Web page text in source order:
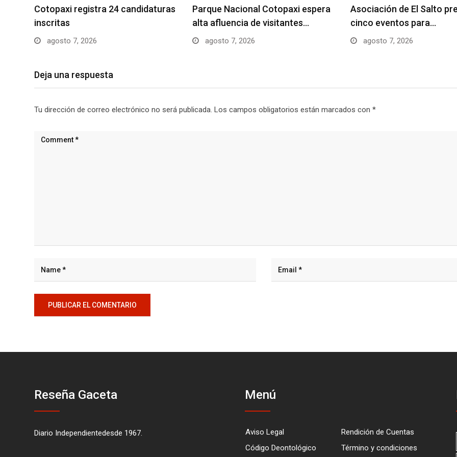
Cotopaxi registra 24 candidaturas
inscritas
agosto 7, 2026
Parque Nacional Cotopaxi espera
alta afluencia de visitantes…
agosto 7, 2026
Asociación de El Salto
cinco eventos para…
agosto 7, 2026
Deja una respuesta
Tu dirección de correo electrónico no será publicada. Los campos obligatorios están marcados con *
Reseña Gaceta
Diario Independientedesde 1967.
Menú
Aviso Legal
Rendición de Cuentas
Código Deontológico
Término y condiciones